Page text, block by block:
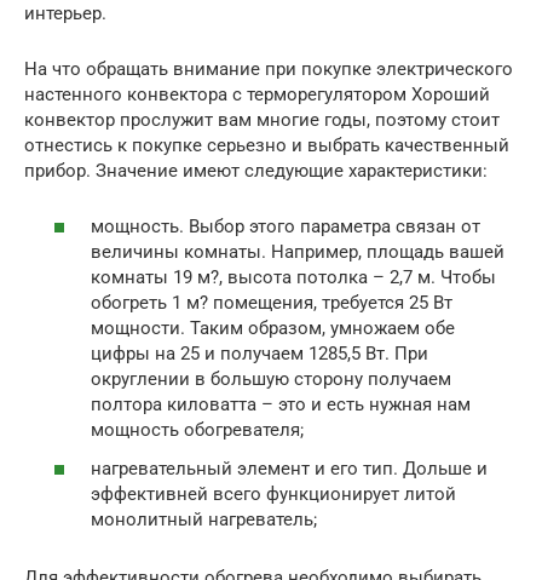
интерьер.
На что обращать внимание при покупке электрического
настенного конвектора с терморегулятором Хороший
конвектор прослужит вам многие годы, поэтому стоит
отнестись к покупке серьезно и выбрать качественный
прибор. Значение имеют следующие характеристики:
мощность. Выбор этого параметра связан от
величины комнаты. Например, площадь вашей
комнаты 19 м?, высота потолка – 2,7 м. Чтобы
обогреть 1 м? помещения, требуется 25 Вт
мощности. Таким образом, умножаем обе
цифры на 25 и получаем 1285,5 Вт. При
округлении в большую сторону получаем
полтора киловатта – это и есть нужная нам
мощность обогревателя;
нагревательный элемент и его тип. Дольше и
эффективней всего функционирует литой
монолитный нагреватель;